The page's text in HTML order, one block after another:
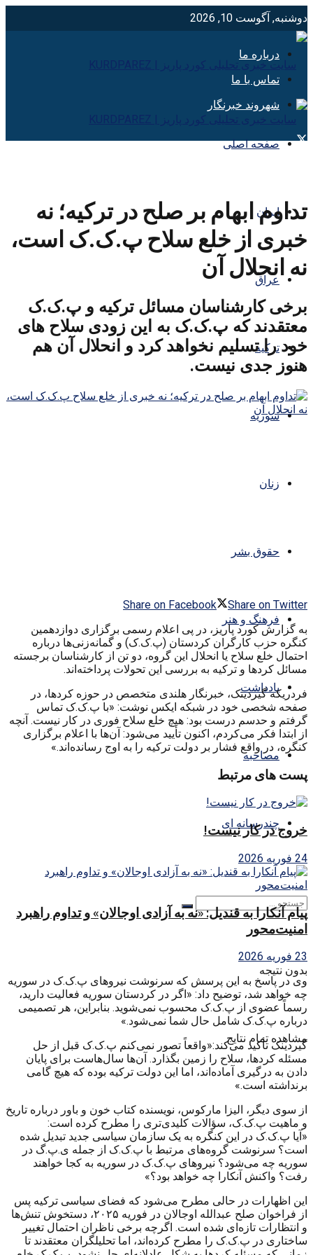
دوشنبه, آگوست 10, 2026
درباره ما
تماس با ما
شهروند خبرنگار
صفحه اصلی
ایران
عراق
ترکیه
سوریه
زنان
حقوق بشر
فرهنگ و هنر
یادداشت
مصاحبه
چندرسانه ای
بدون نتیجه
مشاهده تمام نتایج
تداوم ابهام بر صلح در ترکیه؛ نه
خبری از خلع سلاح پ.ک.ک است،
نه انحلال آن
برخی کارشناسان مسائل ترکیه و پ.ک.ک
معتقدند که پ.ک.ک به این زودی سلاح های
خود را تسلیم نخواهد کرد و انحلال آن هم
هنوز جدی نیست.
Share on Facebook
Share on Twitter
به گزارش کورد پاریز، در پی اعلام رسمی برگزاری دوازدهمین
کنگره حزب کارگران کردستان (پ.ک.ک) و گمانه‌زنی‌ها درباره
احتمال خلع سلاح یا انحلال این گروه، دو تن از کارشناسان برجسته
مسائل کردها و ترکیه به بررسی این تحولات پرداخته‌اند.
فردریکه گیردینک، خبرنگار هلندی متخصص در حوزه کردها، در
صفحه شخصی خود در شبکه ایکس نوشت: «با پ.ک.ک تماس
گرفتم و حدسم درست بود: هیچ خلع سلاح فوری در کار نیست. آنچه
از ابتدا فکر می‌کردم، اکنون تأیید می‌شود: آن‌ها با اعلام برگزاری
کنگره، در واقع فشار بر دولت ترکیه را به اوج رسانده‌اند.»
پست های مرتبط
خروج در کار نیست!
24 فوریه 2026
پیام آنکارا به قندیل: «نه به آزادی اوجالان» و تداوم راهبرد
امنیت‌محور
23 فوریه 2026
وی در پاسخ به این پرسش که سرنوشت نیروهای پ.ک.ک در سوریه
چه خواهد شد، توضیح داد: «اگر در کردستان سوریه فعالیت دارید،
رسماً عضوی از پ.ک.ک محسوب نمی‌شوید. بنابراین، هر تصمیمی
درباره پ.ک.ک شامل حال شما نمی‌شود.»
گیردینک تأکید می‌کند:«واقعاً تصور نمی‌کنم پ.ک.ک قبل از حل
مسئله کردها، سلاح را زمین بگذارد. آن‌ها سال‌هاست برای پایان
دادن به درگیری آماده‌اند، اما این دولت ترکیه بوده که هیچ گامی
برنداشته است.»
از سوی دیگر، الیزا مارکوس، نویسنده کتاب خون و باور درباره تاریخ
و ماهیت پ.ک.ک، سؤالات کلیدی‌تری را مطرح کرده است:
«آیا پ.ک.ک در این کنگره به یک سازمان سیاسی جدید تبدیل شده
است؟ سرنوشت گروه‌های مرتبط با پ.ک.ک از جمله ی.پ.گ در
سوریه چه می‌شود؟ نیروهای پ.ک.ک در سوریه به کجا خواهند
رفت؟ واکنش آنکارا چه خواهد بود؟»
این اظهارات در حالی مطرح می‌شود که فضای سیاسی ترکیه پس
از فراخوان صلح عبدالله اوجالان در فوریه ۲۰۲۵، دستخوش تنش‌ها
و انتظارات تازه‌ای شده است. اگرچه برخی ناظران احتمال تغییر
ساختاری در پ.ک.ک را مطرح کرده‌اند، اما تحلیلگران معتقدند تا